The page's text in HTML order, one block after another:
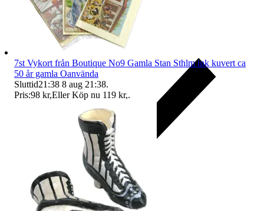
7st Vykort från Boutique No9 Gamla Stan Sthlm ink kuvert ca
50 år gamla Oanvända
Sluttid21:38 8 aug 21:38.
Pris:98 kr,Eller Köp nu 119 kr,.